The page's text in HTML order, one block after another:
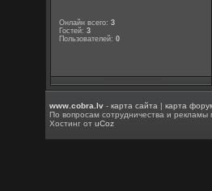
Онлайн всего:3
Гостей:3
Пользователей:0
www.cobra.lv -карта сайта |карта
По вопросам сотрудничества и
Хостинг отuCoz